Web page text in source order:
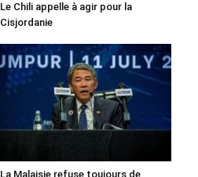
Le Chili appelle à agir pour la
Cisjordanie
La Malaisie refuse toujours de